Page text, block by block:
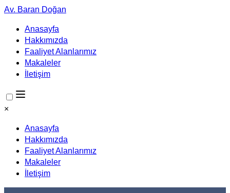
Av. Baran Doğan
Anasayfa
Hakkımızda
Faaliyet Alanlarımız
Makaleler
İletişim
×
Anasayfa
Hakkımızda
Faaliyet Alanlarımız
Makaleler
İletişim